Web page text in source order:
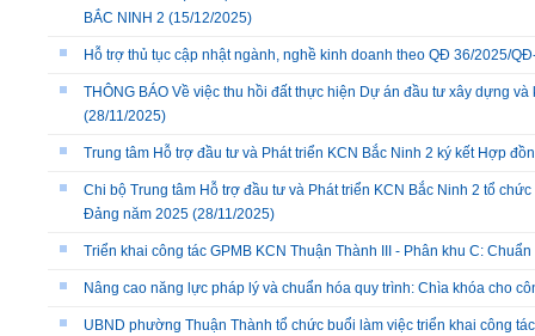
BẮC NINH 2 (15/12/2025)
Hỗ trợ thủ tục cập nhật ngành, nghề kinh doanh theo QĐ 36/2025/
THÔNG BÁO Về việc thu hồi đất thực hiện Dự án đầu tư xây dựng
(28/11/2025)
Trung tâm Hỗ trợ đầu tư và Phát triển KCN Bắc Ninh 2 ký kết Hợp
Chi bộ Trung tâm Hỗ trợ đầu tư và Phát triển KCN Bắc Ninh 2 tổ
Đảng năm 2025 (28/11/2025)
Triển khai công tác GPMB KCN Thuận Thành III - Phân khu C:
Nâng cao năng lực pháp lý và chuẩn hóa quy trình: Chìa khóa cho
UBND phường Thuận Thành tổ chức buổi làm việc triển khai công